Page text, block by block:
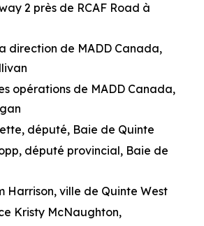
2 près de RCAF Road à
direction de MADD Canada,
opérations de MADD Canada,
député, Baie de Quinte
député provincial, Baie de
Harrison, ville de Quinte West
Kristy McNaughton,